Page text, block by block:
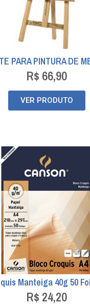
PARA PINTURA DE
R$ 66,90
VER PRODUTO
Manteiga 40g 50
R$ 24,20